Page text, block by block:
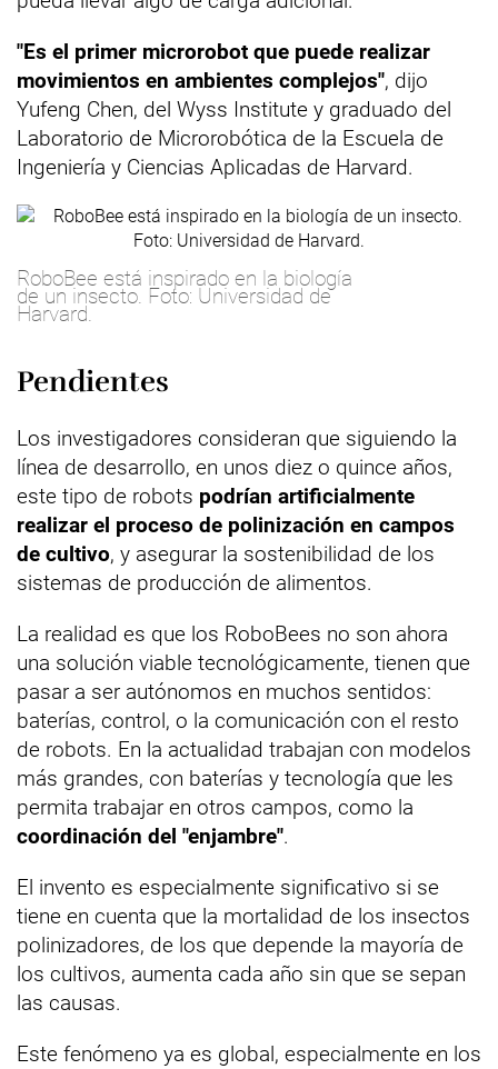
"Es el primer microrobot que puede realizar
movimientos en ambientes complejos", dijo
Yufeng Chen, del Wyss Institute y graduado del
Laboratorio de Microrobótica de la Escuela de
Ingeniería y Ciencias Aplicadas de Harvard.
RoboBee está inspirado en la biología
de un insecto. Foto: Universidad de
Harvard.
Pendientes
Los investigadores consideran que siguiendo la
línea de desarrollo, en unos diez o quince años,
este tipo de robots podrían artificialmente
realizar el proceso de polinización en campos
de cultivo, y asegurar la sostenibilidad de los
sistemas de producción de alimentos.
La realidad es que los RoboBees no son ahora
una solución viable tecnológicamente, tienen que
pasar a ser autónomos en muchos sentidos:
baterías, control, o la comunicación con el resto
de robots. En la actualidad trabajan con modelos
más grandes, con baterías y tecnología que les
permita trabajar en otros campos, como la
coordinación del "enjambre".
El invento es especialmente significativo si se
tiene en cuenta que la mortalidad de los insectos
polinizadores, de los que depende la mayoría de
los cultivos, aumenta cada año sin que se sepan
las causas.
Este fenómeno ya es global, especialmente en los